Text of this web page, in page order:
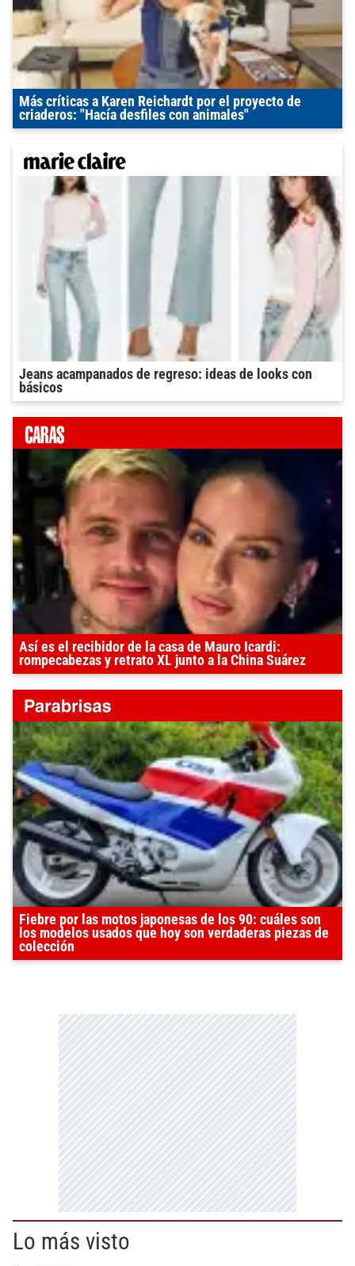
Más críticas a Karen Reichardt por el proyecto de
criaderos: "Hacía desfiles con animales"
Jeans acampanados de regreso: ideas de looks con
básicos
Así es el recibidor de la casa de Mauro Icardi:
rompecabezas y retrato XL junto a la China Suárez
Fiebre por las motos japonesas de los 90: cuáles son
los modelos usados que hoy son verdaderas piezas de
colección
Lo más visto